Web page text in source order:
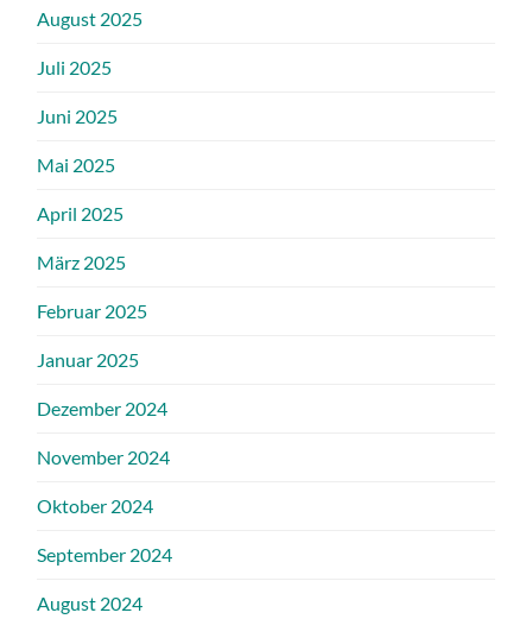
August 2025
Juli 2025
Juni 2025
Mai 2025
April 2025
März 2025
Februar 2025
Januar 2025
Dezember 2024
November 2024
Oktober 2024
September 2024
August 2024